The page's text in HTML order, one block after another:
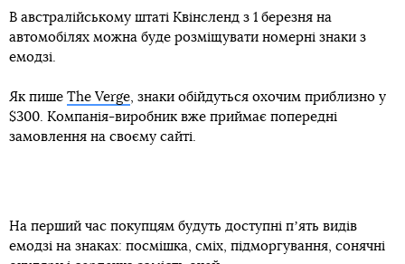
В австралійському штаті Квінсленд з 1 березня на
автомобілях можна буде розміщувати номерні знаки з
емодзі.
Як пише The Verge , знаки обійдуться охочим приблизно у
$300. Компанія-виробник вже приймає попередні
замовлення на своєму сайті.
На перший час покупцям будуть доступні пʼять видів
емодзі на знаках: посмішка, сміх, підморгування, сонячні